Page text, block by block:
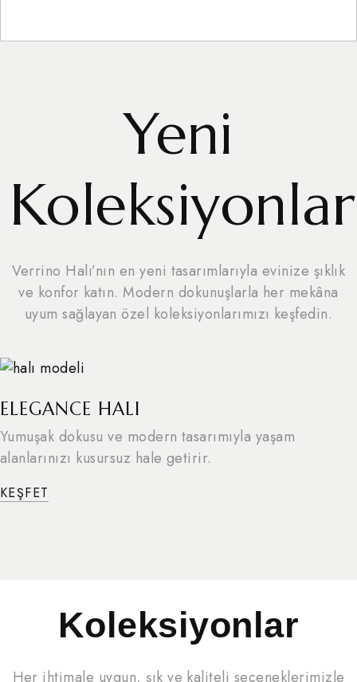
Yeni
Koleksiyonlar
Verrino Halı’nın en yeni tasarımlarıyla evinize şıklık
ve konfor katın. Modern dokunuşlarla her mekâna
uyum sağlayan özel koleksiyonlarımızı keşfedin.
ELEGANCE HALI
Yumuşak dokusu ve modern tasarımıyla yaşam
alanlarınızı kusursuz hale getirir.
KEŞFET
Koleksiyonlar
Her ihtimale uygun, şık ve kaliteli seçeneklerimizle